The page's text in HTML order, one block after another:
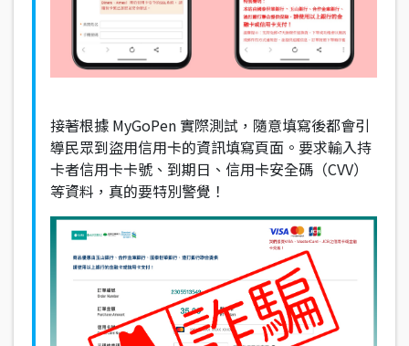
接著根據 MyGoPen 實際測試，隨意填寫後都會引
導民眾到盜用信用卡的資訊填寫頁面。要求輸入持
卡者信用卡卡號、到期日、信用卡安全碼（CVV）
等資料，真的要特別警覺！